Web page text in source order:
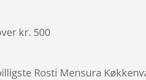
kr. 500
Rosti Mensura